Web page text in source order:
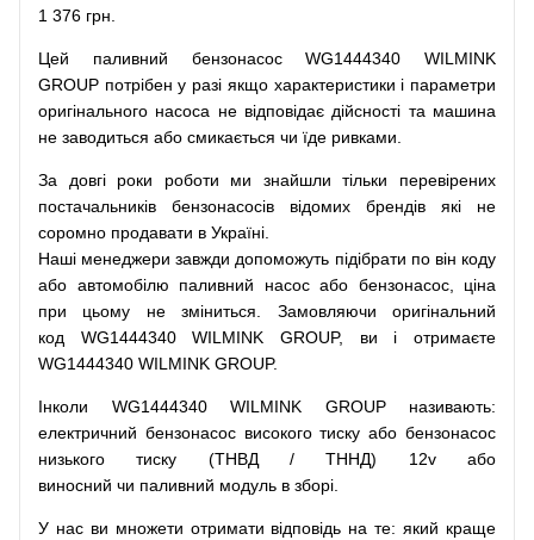
1 376 грн.
Цей паливний бензонасосWG1444340 WILMINK
GROUP потрібен у разі якщо характеристики і параметри
оригінального насоса не відповідає дійсності та машина
не заводиться або смикається чи їде ривками
За довгі роки роботи ми знайшли тільки
перевірених
постачальників
бензонасосів відомих брендів які
не
соромно продавати в Україні.
Наші менеджери завжди допоможуть підібрати по він коду
або автомобілю паливний насос або бензонасос,
ціна
при
цьому не зміниться Замовляючи
оригінальний
код WG1444340 WILMINK GROUP, ви і отримаєте
WG1444340 WILMINK GROUP.
Інколи WG1444340 WILMINK GROUP називають:
електричний бензонасос високого тиску або бензонасос
низького
тиску (ТНВД / ТННД) 12v
або
виносний чи паливний модуль в зборі
У нас ви множети отримати відповідь на те: який краще